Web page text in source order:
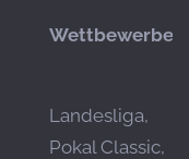
Wettbewerbe
Landesliga,
Pokal Classic,